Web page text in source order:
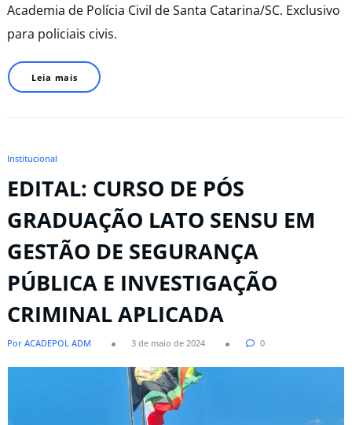
Academia de Polícia Civil de Santa Catarina/SC. Exclusivo
para policiais civis.
Leia mais
Institucional
EDITAL: CURSO DE PÓS
GRADUAÇÃO LATO SENSU EM
GESTÃO DE SEGURANÇA
PÚBLICA E INVESTIGAÇÃO
CRIMINAL APLICADA
Por ACADEPOL ADM 3 de maio de 2024 0